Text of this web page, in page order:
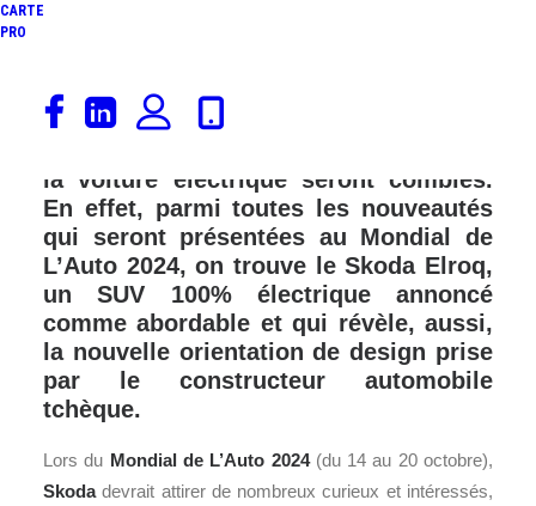
CARTE
PRO
Dans quelques jours, à Paris Expo
Porte de Versailles, celle et ceux qui se
la voiture électrique seront comblés.
En effet, parmi toutes les nouveautés
qui seront présentées au Mondial de
L’Auto 2024, on trouve le Skoda Elroq,
un SUV 100% électrique annoncé
comme abordable et qui révèle, aussi,
la nouvelle orientation de design prise
par le constructeur automobile
tchèque.
Lors du Mondial de L’Auto 2024(du 14 au 20 octobre),
Skodadevrait attirer de nombreux curieux et intéressés,